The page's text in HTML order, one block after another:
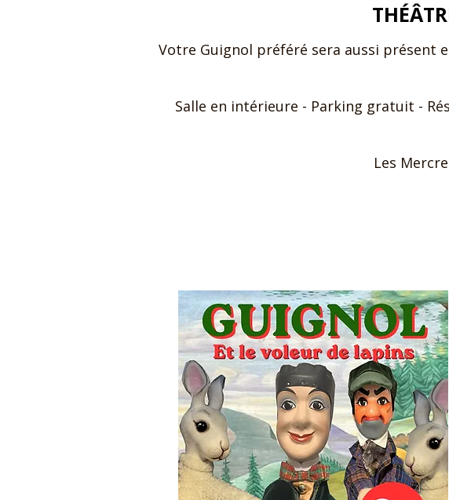
Votre Guignol préféré sera aussi présent
Salle en intérieure ​- Parking gratuit -
Les